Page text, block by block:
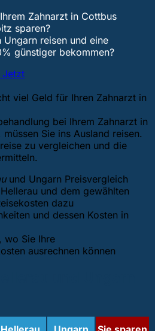
Zahnarzt in Cottbus
sparen?
reisen und eine
günstiger bekommen?
Jetzt
viel Geld für Ihren Zahnarzt in
bei Ihrem Zahnarzt in
Sie ins Ausland reisen.
zu vergleichen und die
und Ungarn Preisvergleich
und dem gewählten
dazu
und dessen Kosten in
wo Sie Ihre
ausrechnen können